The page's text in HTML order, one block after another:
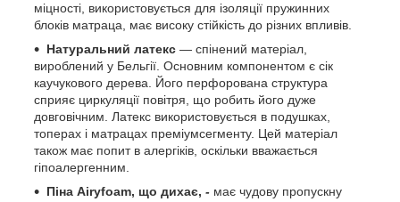
міцності, використовується для ізоляції пружинних
блоків матраца, має високу стійкість до різних впливів.
Натуральний латекс — спінений матеріал,
вироблений у Бельгії. Основним компонентом є сік
каучукового дерева. Його перфорована структура
сприяє циркуляції повітря, що робить його дуже
довговічним. Латекс використовується в подушках,
топерах і матрацах преміумсегменту. Цей матеріал
також має попит в алергіків, оскільки вважається
гіпоалергенним.
Піна Airyfoam, що дихає, - має чудову пропускну